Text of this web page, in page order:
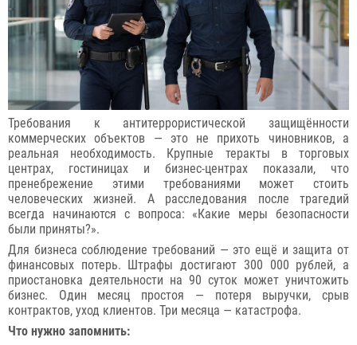
Требования к антитеррористической защищённости
коммерческих объектов — это не прихоть чиновников, а
реальная необходимость. Крупные теракты в торговых
центрах, гостиницах и бизнес-центрах показали, что
пренебрежение этими требованиями может стоить
человеческих жизней. А расследования после трагедий
всегда начинаются с вопроса: «Какие меры безопасности
были приняты?».
Для бизнеса соблюдение требований — это ещё и защита от
финансовых потерь. Штрафы достигают 300 000 рублей, а
приостановка деятельности на 90 суток может уничтожить
бизнес. Один месяц простоя — потеря выручки, срыв
контрактов, уход клиентов. Три месяца — катастрофа.
Что нужно запомнить: